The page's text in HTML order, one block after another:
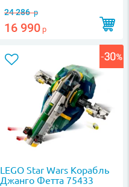
24 286р
16 990 р
LEGO Star Wars Корабль
Джанго Фетта 75433